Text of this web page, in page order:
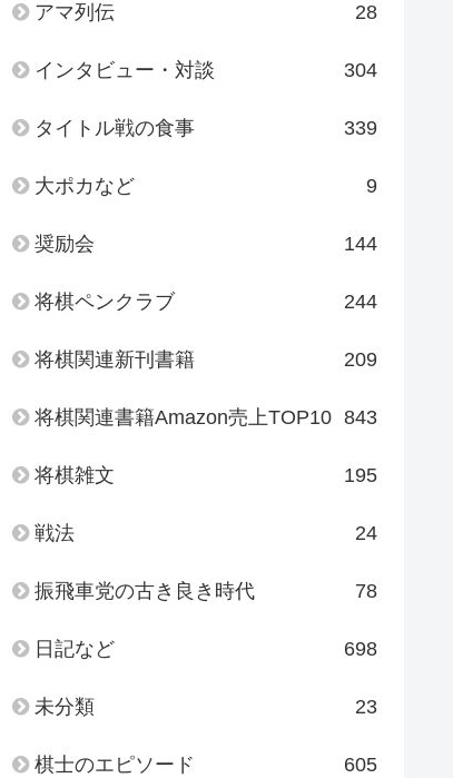
アマ列伝 28
インタビュー・対談 304
タイトル戦の食事 339
大ポカなど 9
奨励会 144
将棋ペンクラブ 244
将棋関連新刊書籍 209
将棋関連書籍Amazon売上TOP10 843
将棋雑文 195
戦法 24
振飛車党の古き良き時代 78
日記など 698
未分類 23
棋士のエピソード 605